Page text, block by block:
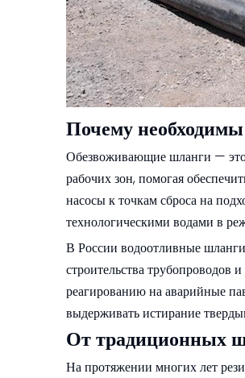
Почему
Обезвоживающие шланги — это
рабочих зон, помогая
насосы к точкам сброса на
технологическими водами в
В России водоотливные
строительства
реагированию на аварийные
выдерживать истирание
От традиционных
На протяжении многих лет